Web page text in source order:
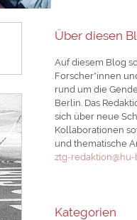
Über diesen
Auf diesem Blog
Forscher*innen
rund um die
Berlin. Das
sich über neue
Kollaborationen
und thematische
ztg-
Kategorien